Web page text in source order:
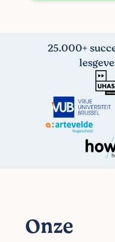
25.000+
Onze